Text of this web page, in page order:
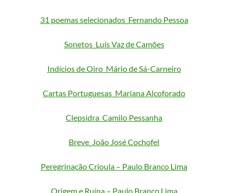
31 poemas selecionados_Fernando Pessoa
Sonetos_Luís Vaz de Camões
Indícios de Oiro_Mário de Sá-Carneiro
Cartas Portuguesas_Mariana Alcoforado
Clepsidra_Camilo Pessanha
Breve_João José Cochofel
Peregrinação Crioula – Paulo Branco Lima
Origem e Ruína – Paulo Branco Lima